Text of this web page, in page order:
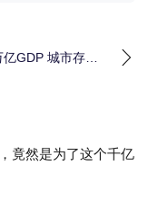
亿GDP 城市存量
竟然是为了这个千亿